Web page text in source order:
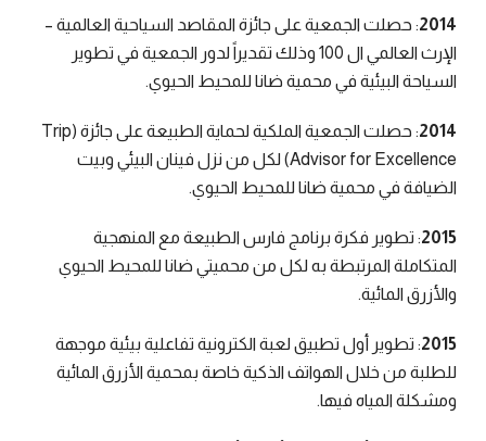
2014: حصلت الجمعية على جائزة المقاصد السياحية العالمية –
الإرث العالمي ال 100 وذلك تقديراً لدور الجمعية في تطوير
السياحة البيئية في محمية ضانا للمحيط الحيوي.
2014
: حصلت الجمعية الملكية لحماية الطبيعة على جائزة (Trip
Advisor for Excellence) لكل من نزل فينان البيئي وبيت
الضيافة في محمية ضانا للمحيط الحيوي.
2015: تطوير فكرة برنامج فارس الطبيعة مع المنهجية
المتكاملة المرتبطة به لكل من محميتي ضانا للمحيط الحيوي
والأزرق المائية.
2015: تطوير أول تطبيق لعبة الكترونية تفاعلية بيئية موجهة
للطلبة من خلال الهواتف الذكية خاصة بمحمية الأزرق المائية
ومشكلة المياه فيها.